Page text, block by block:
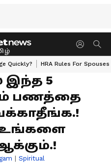
Quickly? HRA Rules For Spouses
இந்த 5
பணத்தை
உங்களை
| Spiritual